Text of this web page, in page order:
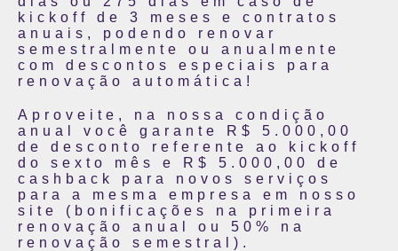
kickoff de 3 meses e contratos
anuais, podendo renovar
semestralmente ou anualmente
com descontos especiais para
renovação automática!
Aproveite, na nossa condição
anual você garante R$ 5.000,00
de desconto referente ao kickoff
do sexto mês e R$ 5.000,00 de
cashback para novos serviços
para a mesma empresa em nosso
site (bonificações na primeira
renovação anual ou 50% na
renovação semestral).